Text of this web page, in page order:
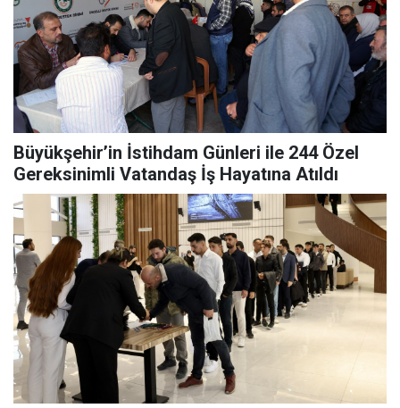
Büyükşehir’in İstihdam Günleri ile 244 Özel
Gereksinimli Vatandaş İş Hayatına Atıldı